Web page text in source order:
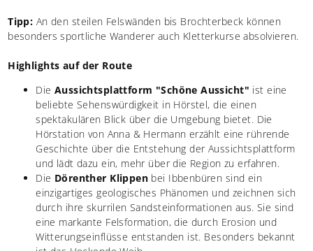
Tipp: An den steilen Felswänden bis Brochterbeck können
besonders sportliche Wanderer auch Kletterkurse absolvieren.
Highlights auf der Route
Die Aussichtsplattform "Schöne Aussicht" ist eine
beliebte Sehenswürdigkeit in Hörstel, die einen
spektakulären Blick über die Umgebung bietet. Die
Hörstation von Anna & Hermann erzählt eine rührende
Geschichte über die Entstehung der Aussichtsplattform
und lädt dazu ein, mehr über die Region zu erfahren.
Die Dörenther Klippen bei Ibbenbüren sind ein
einzigartiges geologisches Phänomen und zeichnen sich
durch ihre skurrilen Sandsteinformationen aus. Sie sind
eine markante Felsformation, die durch Erosion und
Witterungseinflüsse entstanden ist. Besonders bekannt